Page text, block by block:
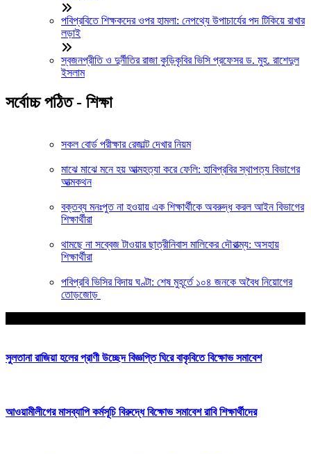
পবিপ্রবিতে শিক্ষকদের ওপর হামলা: নেপথ্যে উপাচার্যের পদ টিকিয়ে রাখার
লড়াই
স্বজনপ্রীতি ও দুর্নীতির রাজা কুড়িকৃবির ভিসি প্রফেসর ড. মুহ. রাশেদুল
ইসলাম
সর্বোচ্চ পঠিত - শিক্ষা
সকল বোর্ড পরীক্ষার রেজাল্ট দেখার নিয়ম
মাঝে মাঝে মনে হয় আত্মহত্যা করে ফেলি: হাবিপ্রবির স্থাপত্য বিভাগের
আত্মকথন
বক্তব্য মনঃপুত না হওয়ায় এক শিক্ষার্থীকে অবরুদ্ধ করল আইন বিভাগের
শিক্ষার্থীরা
থামছে না সব্বেজ টাওয়ার ছাত্রীনিবাস মালিকের দৌরাত্ম্য: অসহায়
শিক্ষার্থীরা
পবিপ্রবি ভিসির বিদায় ঘণ্টা: শেষ মুহূর্তে ১০৪ জনকে অবৈধ নিয়োগের
তোড়জোড়
সুলতানা রাজিয়া হলের প্রাণী উচ্ছেদ বিজ্ঞপ্তি ঘিরে বাকৃবিতে বিক্ষোভ সমাবেশ
আওয়ামীলীগের মাসব্যাপি কর্মসূচি বিরুদ্ধে বিক্ষোভ সমাবেশ রাবি শিক্ষার্থীদের